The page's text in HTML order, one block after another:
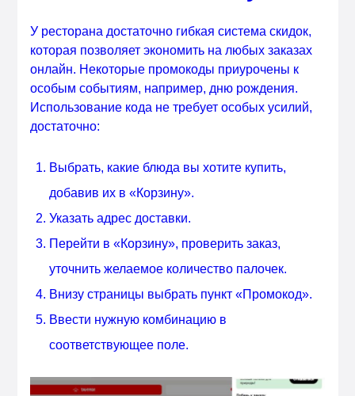
У ресторана достаточно гибкая система скидок,
которая позволяет экономить на любых заказах
онлайн. Некоторые промокоды приурочены к
особым событиям, например, дню рождения.
Использование кода не требует особых усилий,
достаточно:
Выбрать, какие блюда вы хотите купить,
добавив их в «Корзину».
Указать адрес доставки.
Перейти в «Корзину», проверить заказ,
уточнить желаемое количество палочек.
Внизу страницы выбрать пункт «Промокод».
Ввести нужную комбинацию в
соответствующее поле.